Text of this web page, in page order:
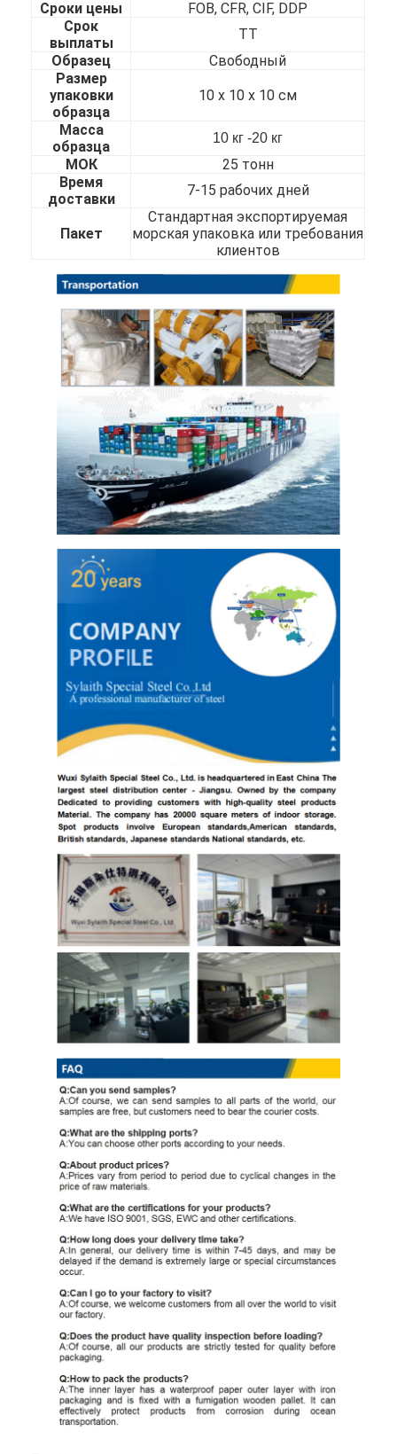
О нас
Экскурсия по заводу
Контроль качества
Свяжитесь с нами
Новости
холоднопрокатный лист нержавеющей стали
Холоднопрокатная катушка нержавеющей стали
горячекатаный лист нержавеющей стали
Горячекатаная катушка нержавеющей стали
304 листы из нержавеющей стали
Труба нержавеющей стали 304
Лист из нержавеющей стали 316L
Труба из нержавеющей стали 316L
2205 Плитка из нержавеющей стали
Отполированная плита нержавеющей стали
декоративная трубка из нержавеющей стали
бар нержавеющей стали
Алюминиевый материал
Медный материал
PPGI гальванизировало стальную катушку
Сроки цены
FOB, CFR, CIF, DDP
Срок
выплаты
ТТ
Образец
Свободный
Размер
упаковки
образца
10 х 10 х 10 см
Масса
образца
10 кг -20 кг
МОК
25 тонн
Время
доставки
7-15 рабочих дней
Пакет
Стандартная экспортируемая
морская упаковка или требования
клиентов